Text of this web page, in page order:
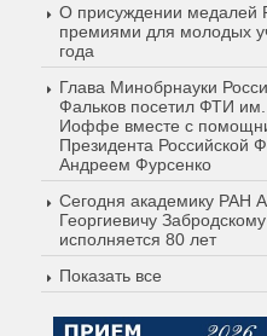
О присуждении медалей
премиями для молодых
года
Глава Минобрнауки
Фальков посетил ФТИ
Иоффе вместе с
Президента Российской
Андреем Фурсенко
Сегодня академику РАН
Георгиевичу Забродскому
исполняется 80 лет
Показать все